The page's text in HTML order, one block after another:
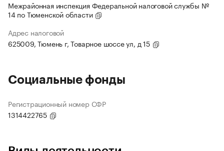
Межрайонная инспекция Федеральной налоговой службы №
14 по Тюменской области
Адрес налоговой
625009, Тюмень г, Товарное шоссе ул, д 15
Социальные фонды
Регистрационный номер СФР
1314422765